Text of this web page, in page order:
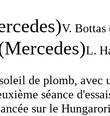
V. Bottas
L.
de plomb, avec
séance
sur le